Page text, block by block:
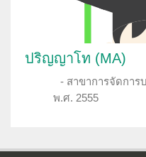
ปริญญาโท (MA)
สาขาการจัดการ
พ.ศ. 2555